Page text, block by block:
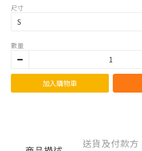
尺寸
數量
加入購物車
送貨及付款方